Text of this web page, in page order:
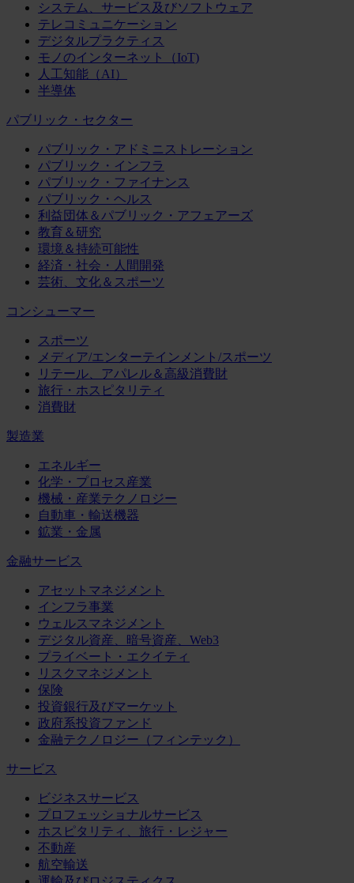
システム、サービス及びソフトウェア
テレコミュニケーション
デジタルプラクティス
モノのインターネット（IoT)
人工知能（AI）
半導体
パブリック・セクター
パブリック・アドミニストレーション
パブリック・インフラ
パブリック・ファイナンス
パブリック・ヘルス
利益団体＆パブリック・アフェアーズ
教育＆研究
環境＆持続可能性
経済・社会・人間開発
芸術、文化＆スポーツ
コンシューマー
スポーツ
メディア/エンターテインメント/スポーツ
リテール、アパレル＆高級消費財
旅行・ホスピタリティ
消費財
製造業
エネルギー
化学・プロセス産業
機械・産業テクノロジー
自動車・輸送機器
鉱業・金属
金融サービス
アセットマネジメント
インフラ事業
ウェルスマネジメント
デジタル資産、暗号資産、Web3
プライベート・エクイティ
リスクマネジメント
保険
投資銀行及びマーケット
政府系投資ファンド
金融テクノロジー（フィンテック）
サービス
ビジネスサービス
プロフェッショナルサービス
ホスピタリティ、旅行・レジャー
不動産
航空輸送